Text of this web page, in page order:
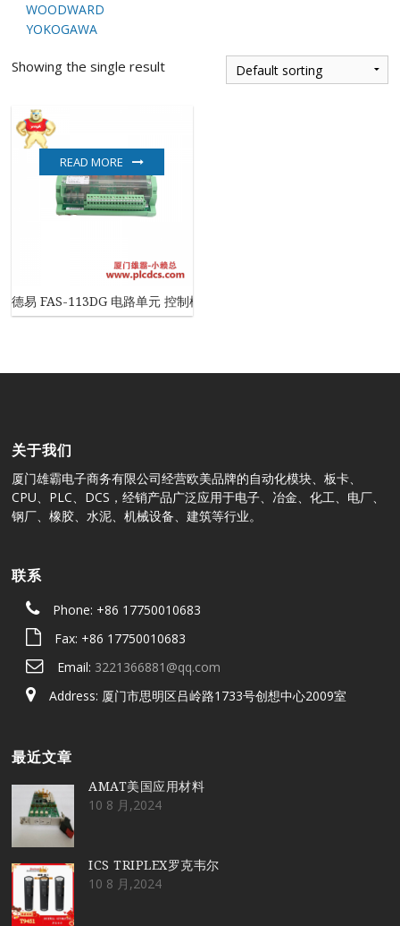
WOODWARD
YOKOGAWA
Showing the single result
德易 FAS-113DG 电路单元 控制模块
READ MORE
关于我们
厦门雄霸电子商务有限公司经营欧美品牌的自动化模块、板卡、
CPU、PLC、DCS，经销产品广泛应用于电子、冶金、化工、电厂、
钢厂、橡胶、水泥、机械设备、建筑等行业。
联系
Phone: +86 17750010683
Fax: +86 17750010683
Email: 3221366881@qq.com
Address: 厦门市思明区吕岭路1733号创想中心2009室
最近文章
AMAT美国应用材料
10 8 月,2024
ICS TRIPLEX罗克韦尔
10 8 月,2024